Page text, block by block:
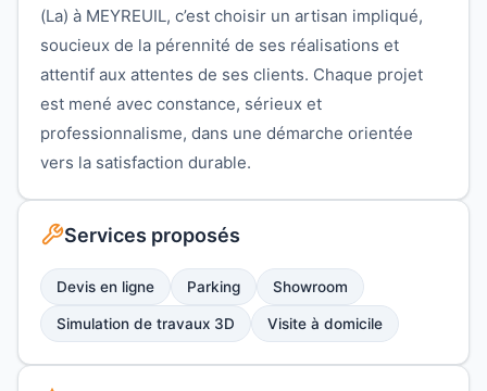
(La) à MEYREUIL, c’est choisir un artisan impliqué,
soucieux de la pérennité de ses réalisations et
attentif aux attentes de ses clients. Chaque projet
est mené avec constance, sérieux et
professionnalisme, dans une démarche orientée
vers la satisfaction durable.
Services proposés
Devis en ligne Parking Showroom
Simulation de travaux 3D Visite à domicile